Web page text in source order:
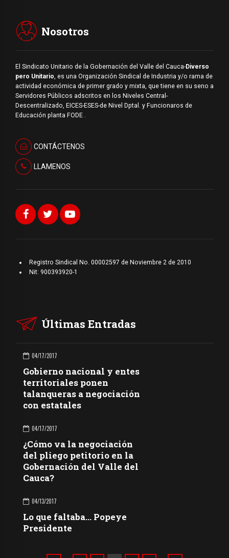
Nosotros
El Sindicato Unitario de la Gobernación del Valle del Cauca-Diverso
pero Unitario , es una Organización Sindical de Industria y/o rama de
actividad económica de primer grado y mixta, que tiene en su seno a
Servidores Públicos adscritos en los Niveles Central-
Descentralizado, EICES-ESES-de Nivel Dptal. y Funcionaros de
Educación planta FODE .
CONTÁCTENOS
LLAMENOS
Registro Sindical No. 00002597 de Noviembre 2 de 2010
Nit: 900393920-1
Últimas Entradas
04/17/2017
Gobierno nacional y entes
territoriales ponen
talanqueras a negociación
con estatales
04/17/2017
¿Cómo va la negociación
del pliego petitorio en la
Gobernación del Valle del
Cauca?
04/13/2017
Lo que faltaba… Popeye
Presidente